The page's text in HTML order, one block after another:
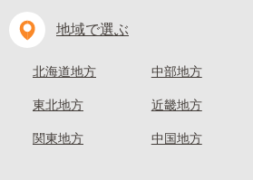
地域で選ぶ
北海道地方
東北地方
関東地方
中部地方
近畿地方
中国地方